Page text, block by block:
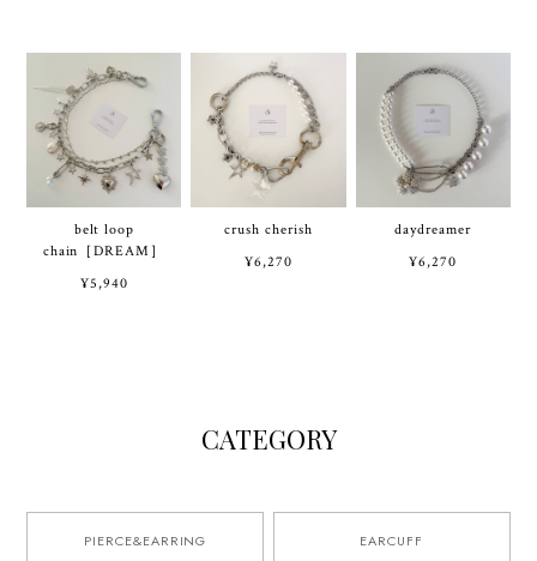
belt loop
chain［DREAM］
¥5,940
crush cherish
¥6,270
daydreamer
¥6,270
CATEGORY
PIERCE&EARRING EARCUFF